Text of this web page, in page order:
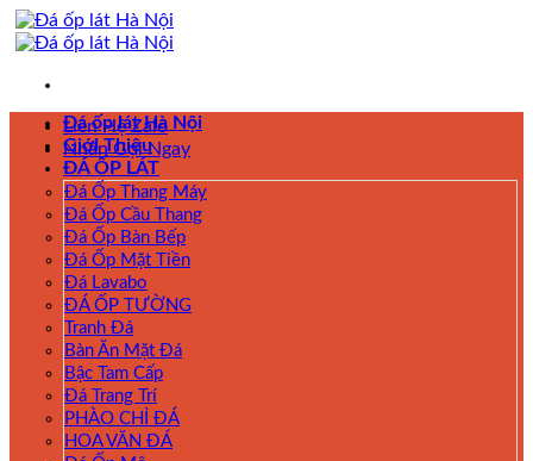
Skip
to
Liên Hệ Zalo
Nhấn Gọi Ngay
Đá ốp lát Hà Nội
Giới Thiệu
ĐÁ ỐP LÁT
Đá Ốp Thang Máy
Đá Ốp Cầu Thang
Đá Ốp Bàn Bếp
Đá Ốp Mặt Tiền
Đá Lavabo
ĐÁ ỐP TƯỜNG
Tranh Đá
Bàn Ăn Mặt Đá
Bậc Tam Cấp
Đá Trang Trí
PHÀO CHỈ ĐÁ
HOA VĂN ĐÁ